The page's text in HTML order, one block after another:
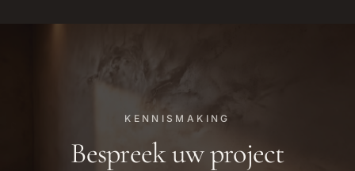
KENNISMAKING
Bespreek uw project